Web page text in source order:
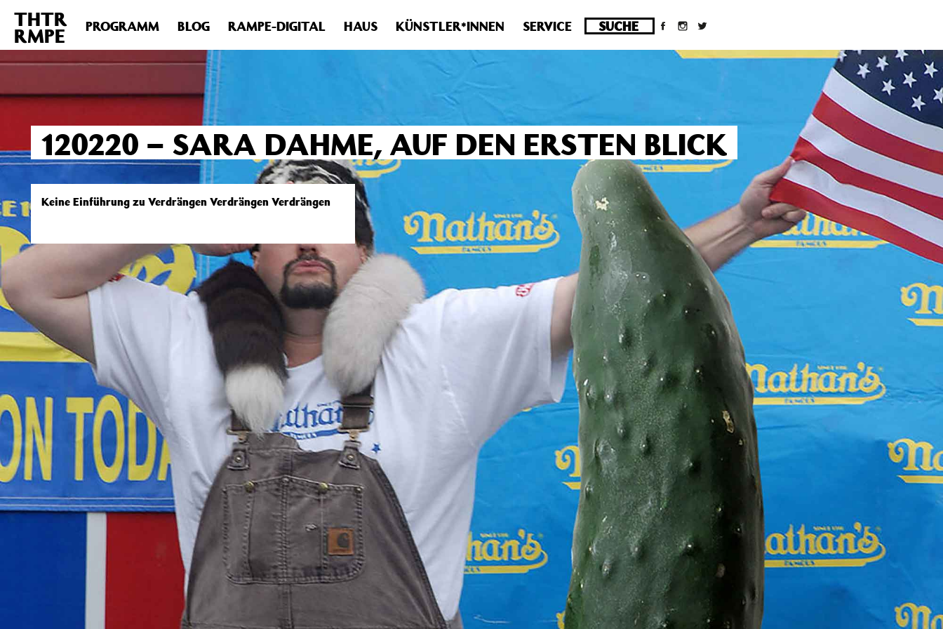
Deprecated : Die Funktion post_permalink ist seit Version 4.4.0 veraltet! Verwende stattdessen get_permalink(). in /homepages/10/d43051023/htdocs/wordpress/wp-
includes/functions.phpon line6031
THTR
RMPE PROGRAMM BLOG RAMPE-DIGITAL HAUS KÜNSTLER*INNEN SERVICE
120220 – SARA DAHME, AUF DEN ERSTEN BLICK
Keine Einführung zu Verdrängen Verdrängen Verdrängen